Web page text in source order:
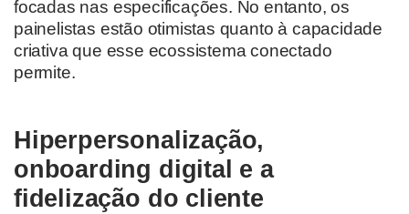
focadas nas especificações. No entanto, os
painelistas estão otimistas quanto à capacidade
criativa que esse ecossistema conectado
permite.
Hiperpersonalização,
onboarding digital e a
fidelização do cliente